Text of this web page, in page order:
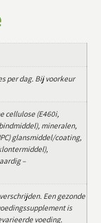
per dag. Bij voorkeur
cellulose (E460i,
mineralen,
glansmiddel/coating,
–
Een gezonde
is
voeding.